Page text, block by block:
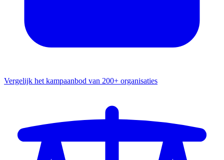
Vergelijk het kampaanbod van 200+ organisaties